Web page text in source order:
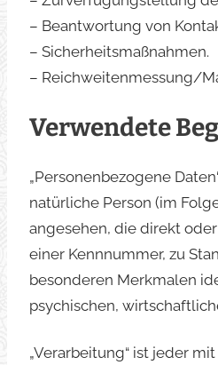
– Beantwortung von
– Sicherheitsmaßnahmen.
– Reichweitenmessung/
Verwendete
„Personenbezogene
natürliche Person (im
angesehen, die direkt
einer Kennnummer, zu
besonderen Merkmalen
psychischen,
„Verarbeitung“ ist jeder